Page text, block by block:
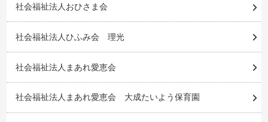
社会福祉法人おひさま会
社会福祉法人ひふみ会 理光
社会福祉法人まあれ愛恵会
社会福祉法人まあれ愛恵会 大成たいよう保育園